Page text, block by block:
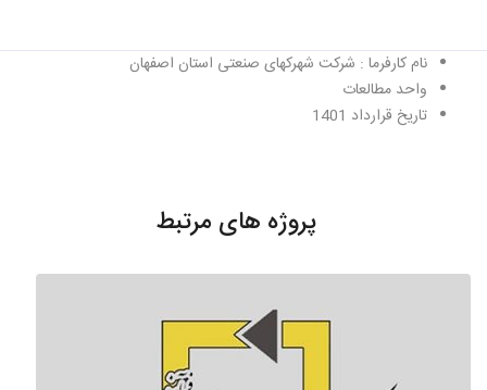
نام کارفرما : شرکت شهرکهای صنعتی استان اصفهان
واحد مطالعات
تاریخ قرارداد 1401
پروژه های مرتبط